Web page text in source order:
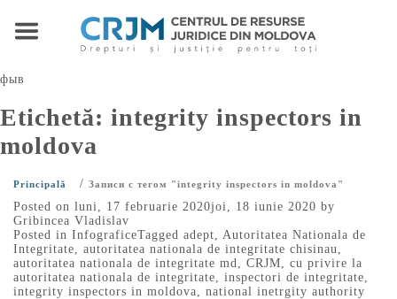
фыв
Etichetă: integrity inspectors in
moldova
Principală / Записи с тегом "integrity inspectors in moldova"
Posted on luni, 17 februarie 2020joi, 18 iunie 2020 by
Gribincea Vladislav
Posted in InfograficeTagged adept
Autoritatea Nationala de
Integritate
autoritatea nationala de integritate chisinau
autoritatea nationala de integritate md
CRJM
cu privire la
autoritatea nationala de integritate
inspectori de integritate
integrity inspectors in moldova
national inetrgity authority